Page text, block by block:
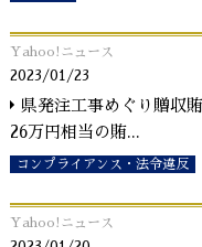
Yahoo!ニュース
2023/01/23
県発注工事めぐり贈収
26万円相当の賄...
コンプライアンス・法令違反
Yahoo!ニュース